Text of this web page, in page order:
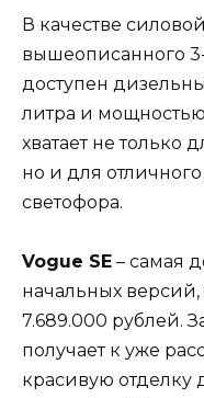
В качестве
вышеописанного
доступен
литра и
хватает не только
но и для
светофора.
Vogue SE – самая
начальных
7.689.000 рублей.
получает к уже
красивую отделку